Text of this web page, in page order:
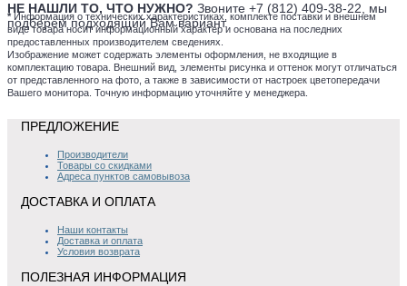
НЕ НАШЛИ ТО, ЧТО НУЖНО? Звоните +7 (812) 409-38-22, мы
подберем подходящий Вам вариант.
* Информация о технических характеристиках, комплекте поставки и внешнем
виде товара носит информационный характер и основана на последних
предоставленных производителем сведениях.
Изображение может содержать элементы оформления, не входящие в
комплектацию товара. Внешний вид, элементы рисунка и оттенок могут отличаться
от представленного на фото, а также в зависимости от настроек цветопередачи
Вашего монитора. Точную информацию уточняйте у менеджера.
ПРЕДЛОЖЕНИЕ
Производители
Товары со скидками
Адреса пунктов самовывоза
ДОСТАВКА И ОПЛАТА
Наши контакты
Доставка и оплата
Условия возврата
ПОЛЕЗНАЯ ИНФОРМАЦИЯ